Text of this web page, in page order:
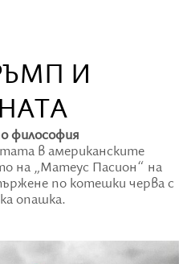
И
философия
в американските
на „Матеус Пасион“ на
по котешки черва с
опашка.